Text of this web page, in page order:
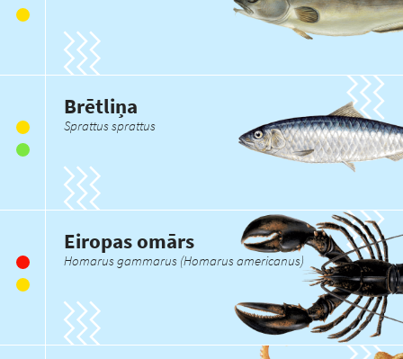
Brētliņa
Sprattus sprattus
Eiropas omārs
Homarus gammarus (Homarus americanus)